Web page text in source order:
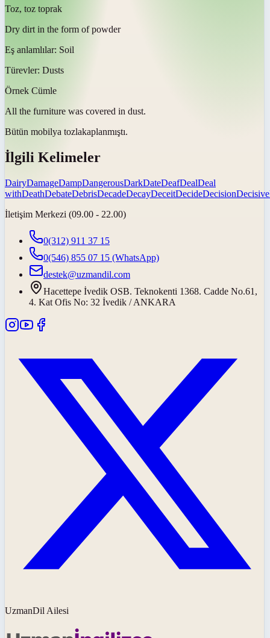
Toz, toz toprak
Dry dirt in the form of powder
Eş anlamlılar: Soil
Türevler: Dusts
Örnek Cümle
All the furniture was covered in dust.
Bütün mobilya tozlakaplanmıştı.
İlgili Kelimeler
DairyDamageDampDangerousDarkDateDeafDealDeal
withDeathDebateDebrisDecadeDecayDeceitDecideDecisionDecisive
İletişim Merkezi (09.00 - 22.00)
0(312) 911 37 15
0(546) 855 07 15 (WhatsApp)
destek@uzmandil.com
Hacettepe İvedik OSB. Teknokenti 1368. Cadde No.61,
4. Kat Ofis No: 32 İvedik / ANKARA
UzmanDil Ailesi